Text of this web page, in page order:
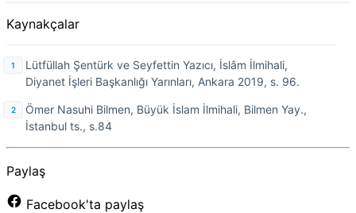
Kaynakçalar
Lütfüllah Şentürk ve Seyfettin Yazıcı, İslâm İlmihali,
Diyanet İşleri Başkanlığı Yarınları, Ankara 2019, s. 96.
Ömer Nasuhi Bilmen, Büyük İslam İlmihali, Bilmen Yay.,
İstanbul ts., s.84
Paylaş
Facebook'ta paylaş